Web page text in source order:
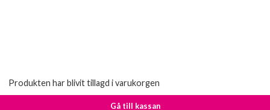
Gå till kassan